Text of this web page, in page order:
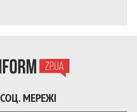
СОЦ. МЕРЕЖІ